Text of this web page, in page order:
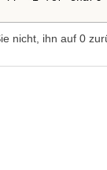
nicht, ihn auf 0